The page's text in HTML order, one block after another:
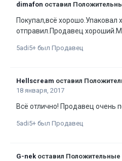
dimafon оставил
Покупал,всё хорошо.Упаковал
отправил.Продавец
5adi5+ был Продавец
Hellscream оставил
18 января, 2017
Всё отлично! Продавец очень
5adi5+ был Продавец
G-nek оставил Положительные